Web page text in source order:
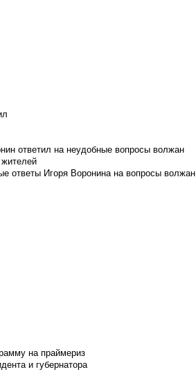
ответил на неудобные вопросы волжан
ответы Игоря Воронина на вопросы волжан
на праймериз
и губернатора